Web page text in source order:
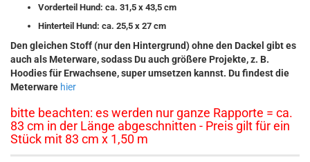
Vorderteil Hund: ca. 31,5 x 43,5 cm
Hinterteil Hund: ca. 25,5 x 27 cm
Den gleichen Stoff (nur den Hintergrund) ohne den Dackel gibt es
auch als Meterware, sodass Du auch größere Projekte, z. B.
Hoodies für Erwachsene, super umsetzen kannst. Du findest die
Meterware hier
bitte beachten: es werden nur ganze Rapporte = ca.
83 cm in der Länge abgeschnitten - Preis gilt für ein
Stück mit 83 cm x 1,50 m